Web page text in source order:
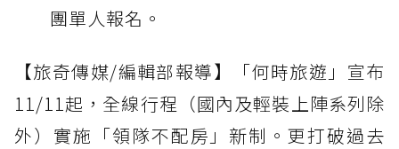
團單人報名。
【旅奇傳媒/編輯部報導】「何時旅遊」宣布
11/11起，全線行程（國內及輕裝上陣系列除
外）實施「領隊不配房」新制。更打破過去